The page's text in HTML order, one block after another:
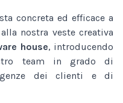
concreta ed efficace a
nostra veste creativa
house, introducendo
team in grado di
dei clienti e di